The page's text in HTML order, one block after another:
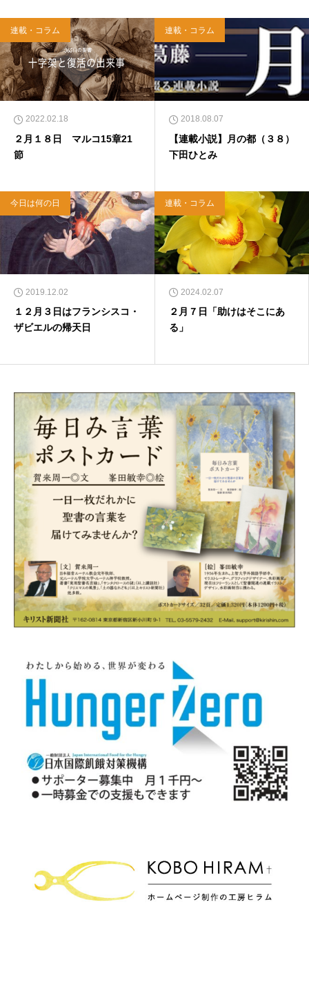
連載・コラム
2022.02.18
２月１８日 マルコ15章21
節
連載・コラム
2018.08.07
【連載小説】月の都（３８）
下田ひとみ
今日は何の日
2019.12.02
１２月３日はフランシスコ・
ザビエルの帰天日
連載・コラム
2024.02.07
２月７日「助けはそこにあ
る」